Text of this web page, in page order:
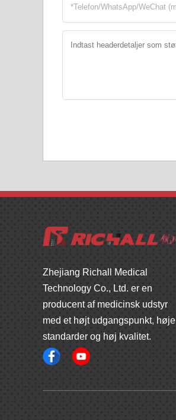
Zhejiang Richall Medical
Technology Co., Ltd. er en
producent af medicinsk udstyr
med et højt udgangspunkt, høje
standarder og høj kvalitet.